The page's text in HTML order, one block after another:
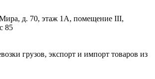
д. 70, этаж 1А, помещение III,
85
грузов, экспорт и импорт товаров из